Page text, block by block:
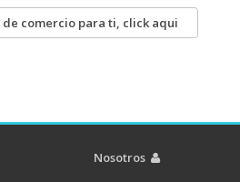
de comercio para ti, click aqui